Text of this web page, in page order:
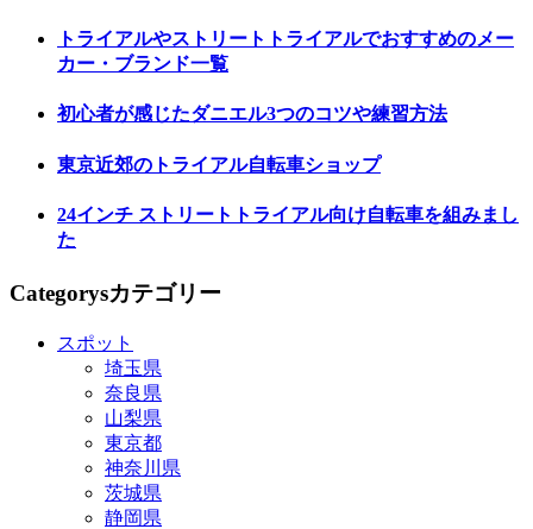
トライアルやストリートトライアルでおすすめのメー
カー・ブランド一覧
初心者が感じたダニエル3つのコツや練習方法
東京近郊のトライアル自転車ショップ
24インチ ストリートトライアル向け自転車を組みまし
た
Categorysカテゴリー
スポット
埼玉県
奈良県
山梨県
東京都
神奈川県
茨城県
静岡県